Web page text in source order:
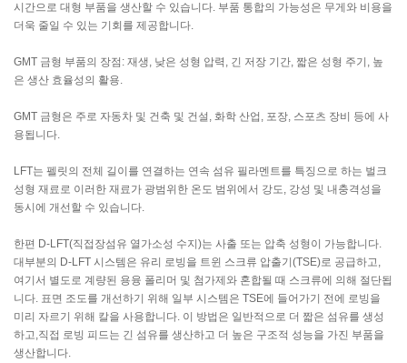
시간으로 대형 부품을 생산할 수 있습니다. 부품 통합의 가능성은 무게와 비용을
더욱 줄일 수 있는 기회를 제공합니다.
GMT 금형 부품의 장점: 재생, 낮은 성형 압력, 긴 저장 기간, 짧은 성형 주기, 높
은 생산 효율성의 활용.
GMT 금형은 주로 자동차 및 건축 및 건설, 화학 산업, 포장, 스포츠 장비 등에 사
용됩니다.
LFT는 펠릿의 전체 길이를 연결하는 연속 섬유 필라멘트를 특징으로 하는 벌크
성형 재료로 이러한 재료가 광범위한 온도 범위에서 강도, 강성 및 내충격성을
동시에 개선할 수 있습니다.
한편 D-LFT(직접장섬유 열가소성 수지)는 사출 또는 압축 성형이 가능합니다.
대부분의 D-LFT 시스템은 유리 로빙을 트윈 스크류 압출기(TSE)로 공급하고,
여기서 별도로 계량된 용융 폴리머 및 첨가제와 혼합될 때 스크류에 의해 절단됩
니다. 표면 조도를 개선하기 위해 일부 시스템은 TSE에 들어가기 전에 로빙을
미리 자르기 위해 칼을 사용합니다. 이 방법은 일반적으로 더 짧은 섬유를 생성
하고,직접 로빙 피드는 긴 섬유를 생산하고 더 높은 구조적 성능을 가진 부품을
생산합니다.